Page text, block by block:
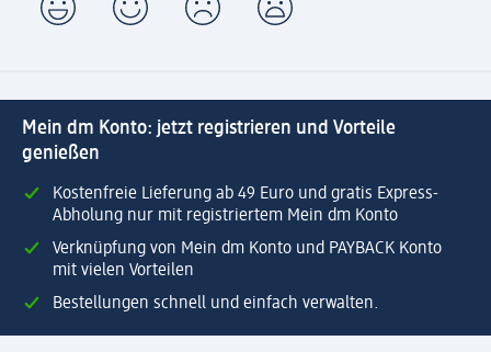
Mein dm Konto: jetzt registrieren und Vorteile
genießen
Kostenfreie Lieferung ab 49 Euro und gratis Express-
Abholung nur mit registriertem Mein dm Konto
Verknüpfung von Mein dm Konto und PAYBACK Konto
mit vielen Vorteilen
Bestellungen schnell und einfach verwalten.